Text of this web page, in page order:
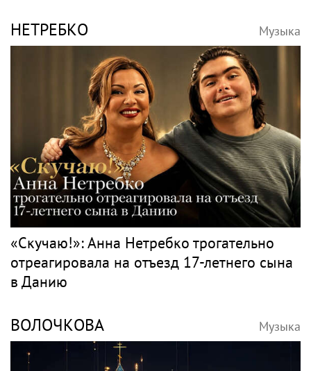
НЕТРЕБКО Музыка
«Скучаю!»: Анна Нетребко трогательно
отреагировала на отъезд 17-летнего сына
в Данию
ВОЛОЧКОВА Музыка